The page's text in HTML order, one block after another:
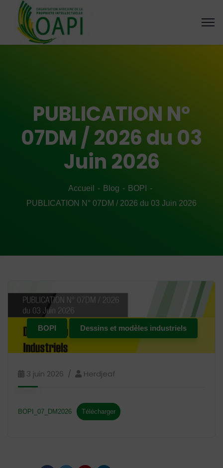
PUBLICATION N°
07DM / 2026 du 03
Juin 2026
Accueil Blog
BOPI
PUBLICATION N° 07DM / 2026 du 03 Juin 2026
BOPI Dessins et modèles industriels
3 juin 2026 Herdjeaf
BOPI_07_DM2026 Télécharger